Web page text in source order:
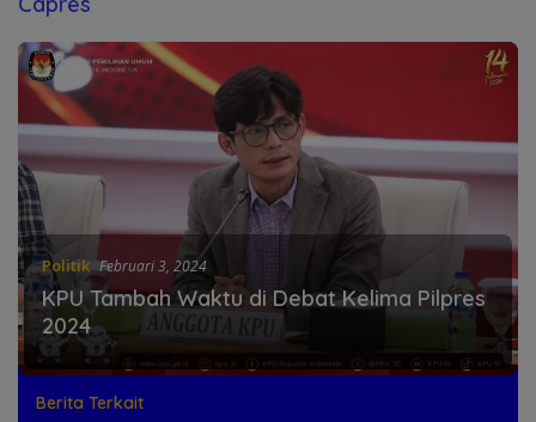
Politik Februari 3, 2024
KPU Tambah Waktu di Debat Kelima Pilpres
2024
Berita Terkait